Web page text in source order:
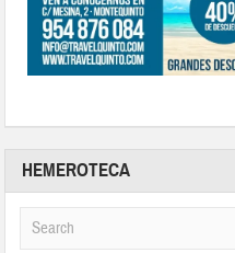
HEMEROTECA